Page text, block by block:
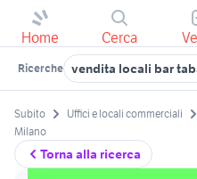
Home Cerca
Ricerche vendita locali bar
Torna alla ricerca
Subito Uffici e locali commerciali
Milano